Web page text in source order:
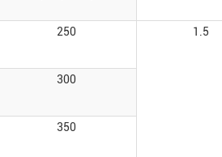
250 1.5
300
350